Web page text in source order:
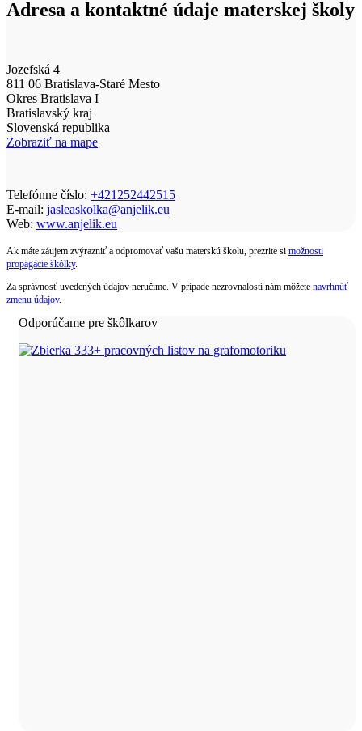
Adresa a kontaktné údaje materskej školy
Jozefská 4
811 06 Bratislava-Staré Mesto
Okres Bratislava I
Bratislavský kraj
Slovenská republika
Zobraziť na mape
Telefónne číslo: +421252442515
E-mail: jasleaskolka@anjelik.eu
Web: www.anjelik.eu
Ak máte záujem zvýrazniť a odpromovať vašu materskú školu, prezrite si možnosti
propagácie škôlky.
Za správnosť uvedených údajov neručíme. V prípade nezrovnalostí nám môžete navrhnúť
zmenu údajov.
Odporúčame pre škôlkarov